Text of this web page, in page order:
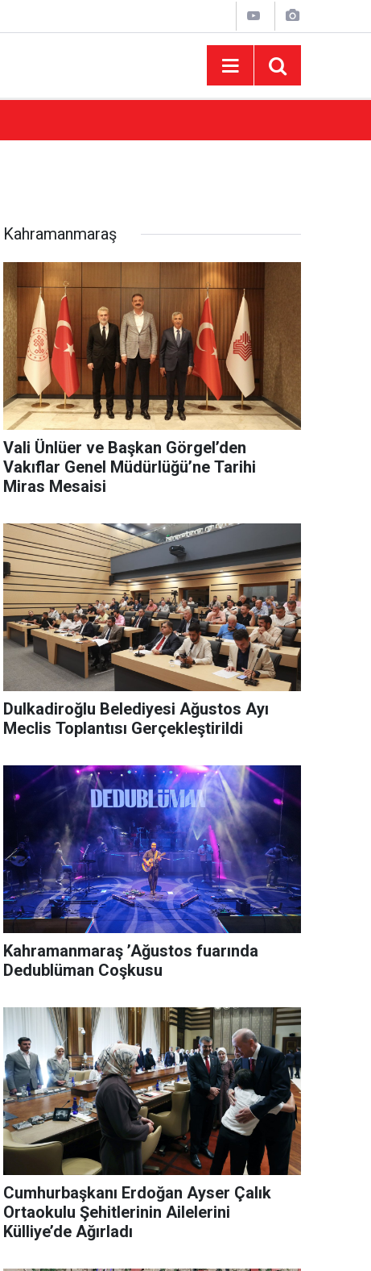
Kahramanmaraş
Vali Ünlüer ve Başkan Görgel’den
Vakıflar Genel Müdürlüğü’ne Tarihi
Miras Mesaisi
Dulkadiroğlu Belediyesi Ağustos Ayı
Meclis Toplantısı Gerçekleştirildi
Kahramanmaraş ’Ağustos fuarında
Dedublüman Coşkusu
Cumhurbaşkanı Erdoğan Ayser Çalık
Ortaokulu Şehitlerinin Ailelerini
Külliye’de Ağırladı